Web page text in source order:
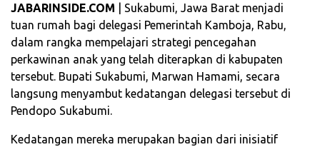
JABARINSIDE.COM | Sukabumi, Jawa Barat menjadi
tuan rumah bagi delegasi Pemerintah Kamboja, Rabu,
dalam rangka mempelajari strategi pencegahan
perkawinan anak yang telah diterapkan di kabupaten
tersebut. Bupati Sukabumi, Marwan Hamami, secara
langsung menyambut kedatangan delegasi tersebut di
Pendopo Sukabumi.
Kedatangan mereka merupakan bagian dari inisiatif